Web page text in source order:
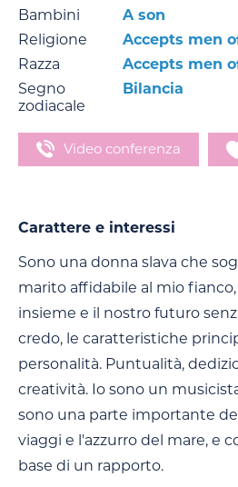
Bambini
A son
Religione
Accepts men
Razza
Accepts men
Segno
zodiacale
Bilancia
Video conferenza
Carattere e interessi
Sono una donna slava che
marito affidabile al mio
insieme e il nostro futuro
credo, le caratteristiche
personalità. Puntualità,
creatività. Io sono un
sono una parte importante
viaggi e l'azzurro del mare, e
base di un rapporto.